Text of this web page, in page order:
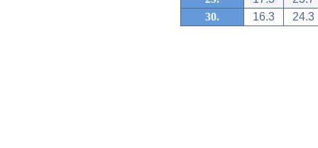
30.
16.3 24.3